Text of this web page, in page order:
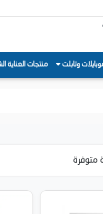
وتابلت منتجات العناية
متوفرة